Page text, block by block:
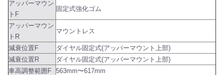
アッパーマウン
トF
固定式強化ゴム
アッパーマウン
トR
マウントレス
減衰位置F
ダイヤル固定式(アッパーマウント上部)
減衰位置R
ダイヤル固定式(アッパーマウント上部)
車高調整範囲F 563mm〜617mm